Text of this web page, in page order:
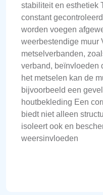
stabiliteit en esthetiek
constant
worden voegen
weerbestendige muur
metselverbanden,
verband, beïnvloeden
het metselen kan de
bijvoorbeeld een
houtbekleding Een
biedt niet alleen
isoleert ook en
weersinvloeden